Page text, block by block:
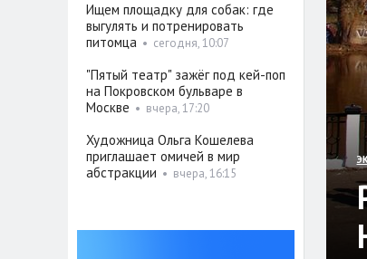
Ищем площадку для собак: где
выгулять и потренировать
питомца• сегодня, 10:07
"Пятый театр" зажёг под кей-поп
на Покровском бульваре в
Москве • вчера, 17:20
Художница Ольга Кошелева
приглашает омичей в мир
абстракции • вчера, 16:15